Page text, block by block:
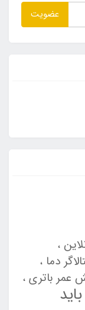
عضویت
دما
عمر باتری